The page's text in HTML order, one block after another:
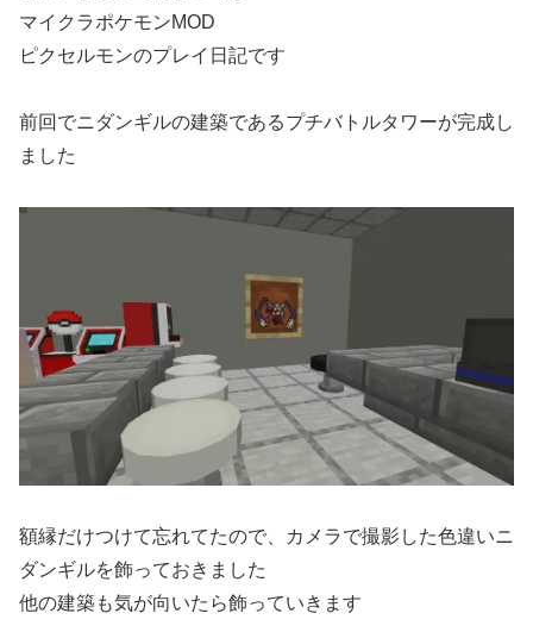
マイクラポケモンMOD
ピクセルモンのプレイ日記です
前回でニダンギルの建築であるプチバトルタワーが完成し
ました
額縁だけつけて忘れてたので、カメラで撮影した色違いニ
ダンギルを飾っておきました
他の建築も気が向いたら飾っていきます